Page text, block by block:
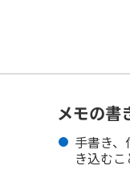
メモの書
手書き
き込む